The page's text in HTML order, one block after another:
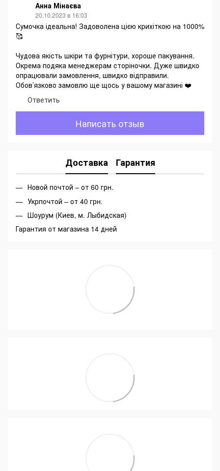
Анна Мінаєва
20.10.2023 в 16:03
Сумочка ідеальна! Задоволена цією крихіткою на 1000%
🥰
Чудова якість шкіри та фурнітури, хороше пакування.
Окрема подяка менеджерам сторіночки. Дуже швидко
опрацювали замовлення, швидко відправили.
Обов’язково замовлю ще щось у вашому магазині ❤️
Ответить
Написать отзыв
Доставка Гарантия
Новой почтой – от 60 грн.
Укрпочтой – от 40 грн.
Шоурум (Киев, м. Лыбидская)
Гарантия от магазина 14 дней